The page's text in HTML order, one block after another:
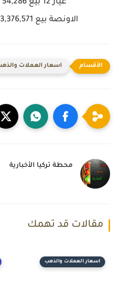
عيار 12
بيع 54,286 شراء 54,000
الاونصة بيع 3,376,571 شراء 3,358,800
اسعار العملات
محطة تركيا الأخبارية
مقالات قد تهمك
اسعار العملات والذهب